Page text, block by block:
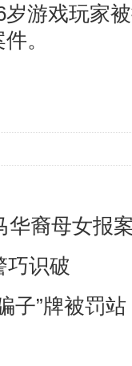
游戏玩家
。
华裔母女报
巧识破
子”牌被罚站